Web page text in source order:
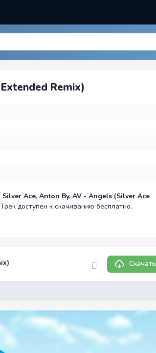
Remix)
Silver Ace, Anton By, AV - Angels (Silver Ace
доступен к скачиванию бесплатно.
Скачать